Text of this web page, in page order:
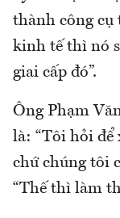
thành công cụ
kinh tế thì nó
giai cấp đó”.
Ông Phạm
là: “Tôi hỏi để
chứ chúng tôi
“Thế thì làm